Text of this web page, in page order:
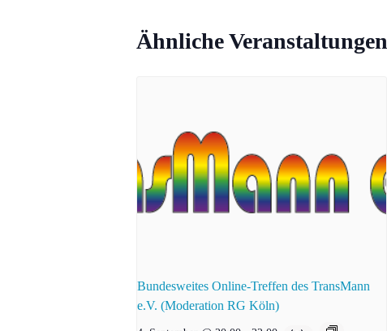
Ähnliche Veranstaltungen
Bundesweites Online-Treffen des TransMann
e.V. (Moderation RG Köln)